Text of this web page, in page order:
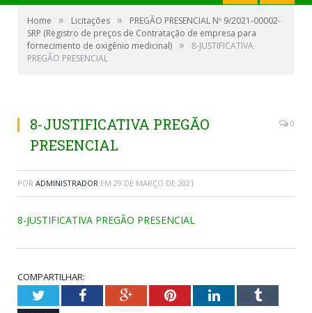
Home » Licitações »
PREGÃO PRESENCIAL Nº 9/2021-00002-
SRP (Registro de preços de Contratação de empresa para
fornecimento de oxigênio medicinal) »
8-JUSTIFICATIVA
PREGÃO PRESENCIAL
8-JUSTIFICATIVA PREGÃO
PRESENCIAL
0
POR ADMINISTRADOR EM 29 DE MARÇO DE 2021
8-JUSTIFICATIVA PREGÃO PRESENCIAL
COMPARTILHAR:
TwitterFacebookGoogle+PinterestLinkedInTumblr